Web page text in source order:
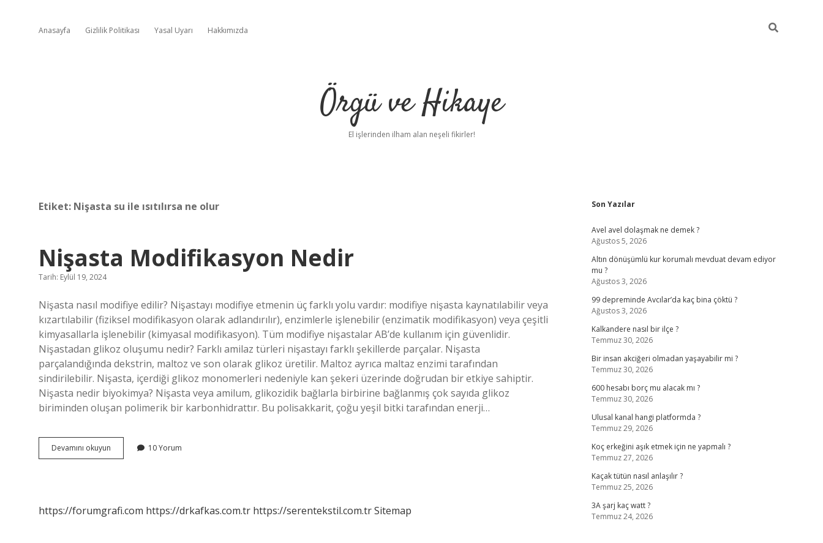
Anasayfa Gizlilik Politikası Yasal Uyarı Hakkımızda
Örgü ve Hikaye
El işlerinden ilham alan neşeli fikirler!
Etiket: Nişasta su ile ısıtılırsa ne olur
Nişasta Modifikasyon Nedir
Tarih: Eylül 19, 2024
Nişasta nasıl modifiye edilir? Nişastayı modifiye etmenin üç farklı yolu vardır: modifiye nişasta kaynatılabilir veya
kızartılabilir (fiziksel modifikasyon olarak adlandırılır), enzimlerle işlenebilir (enzimatik modifikasyon) veya çeşitli
kimyasallarla işlenebilir (kimyasal modifikasyon). Tüm modifiye nişastalar AB’de kullanım için güvenlidir.
Nişastadan glikoz oluşumu nedir? Farklı amilaz türleri nişastayı farklı şekillerde parçalar. Nişasta
parçalandığında dekstrin, maltoz ve son olarak glikoz üretilir. Maltoz ayrıca maltaz enzimi tarafından
sindirilebilir. Nişasta, içerdiği glikoz monomerleri nedeniyle kan şekeri üzerinde doğrudan bir etkiye sahiptir.
Nişasta nedir biyokimya? Nişasta veya amilum, glikozidik bağlarla birbirine bağlanmış çok sayıda glikoz
biriminden oluşan polimerik bir karbonhidrattır. Bu polisakkarit, çoğu yeşil bitki tarafından enerji…
Devamını okuyun
Modifikasyon
10 Yorum
https://forumgrafi.com https://drkafkas.com.tr https://serentekstil.com.trSitemap
Sidebar
Son Yazılar
Avel avel dolaşmak ne demek ?
Ağustos 5, 2026
Altın dönüşümlü kur korumalı mevduat devam ediyor
mu ?
Ağustos 3, 2026
99 depreminde Avcılar’da kaç bina çöktü ?
Ağustos 3, 2026
Kalkandere nasıl bir ilçe ?
Temmuz 30, 2026
Bir insan akciğeri olmadan yaşayabilir mi ?
Temmuz 30, 2026
600 hesabı borç mu alacak mı ?
Temmuz 30, 2026
Ulusal kanal hangi platformda ?
Temmuz 29, 2026
Koç erkeğini aşık etmek için ne yapmalı ?
Temmuz 27, 2026
Kaçak tütün nasıl anlaşılır ?
Temmuz 25, 2026
3A şarj kaç watt ?
Temmuz 24, 2026